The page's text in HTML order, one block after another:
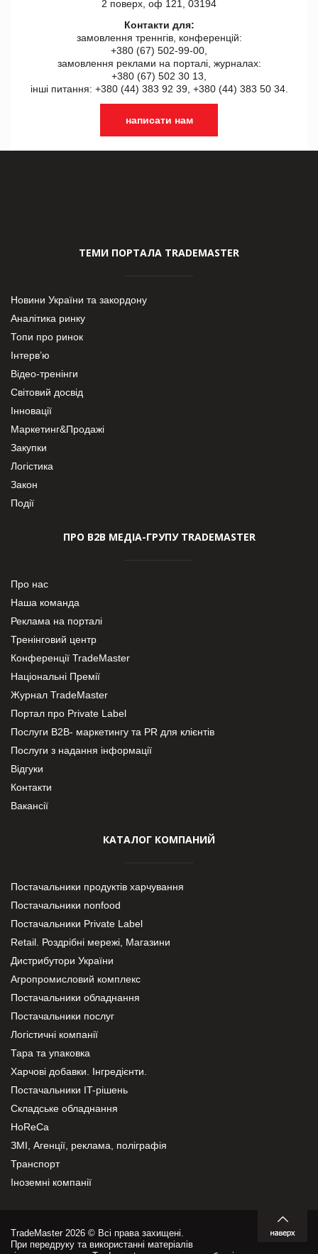
2 поверх, оф 121, 03194
Контакти для:
замовлення треннгів, конференцій:
+380 (67) 502-99-00,
замовлення реклами на порталі, журналах:
+380 (67) 502 30 13,
інші питання: +380 (44) 383 92 39, +380 (44) 383 50 34.
написати нам
ТЕМИ ПОРТАЛА TRADEMASTER
Новини України та закордону
Аналітика ринку
Топи про ринок
Інтерв’ю
Відео-тренінги
Світовий досвід
Інновації
Маркетинг&Продажі
Закупки
Логістика
Закон
Події
ПРО В2В МЕДІА-ГРУПУ TRADEMASTER
Про нас
Наша команда
Реклама на порталі
Тренінговий центр
Конференції TradeMaster
Національні Премії
Журнал TradeMaster
Портал про Private Label
Послуги В2В- маркетингу та PR для клієнтів
Послуги з надання інформації
Відгуки
Контакти
Вакансії
КАТАЛОГ КОМПАНИЙ
Постачальники продуктів харчування
Постачальники nonfood
Постачальники Private Label
Retail. Роздрібні мережі, Магазини
Дистрибутори України
Агропромисловий комплекс
Постачальники обладнання
Постачальники послуг
Логістичні компанії
Тара та упаковка
Харчові добавки. Інгредієнти.
Постачальники IT-рішень
Складське обладнання
HoReCa
ЗМІ, Агенції, реклама, поліграфія
Транспорт
Іноземні компанії
TradeMaster 2026 © Всі права захищені.
При передруку та використанні матеріалів